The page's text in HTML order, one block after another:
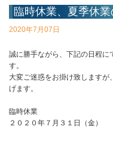
臨時休業、夏季休
2020年7月07日
誠に勝手ながら、下記の日程に
す。
大変ご迷惑をお掛け致します
げます。
臨時休業
２０２０年７月３１日（金）